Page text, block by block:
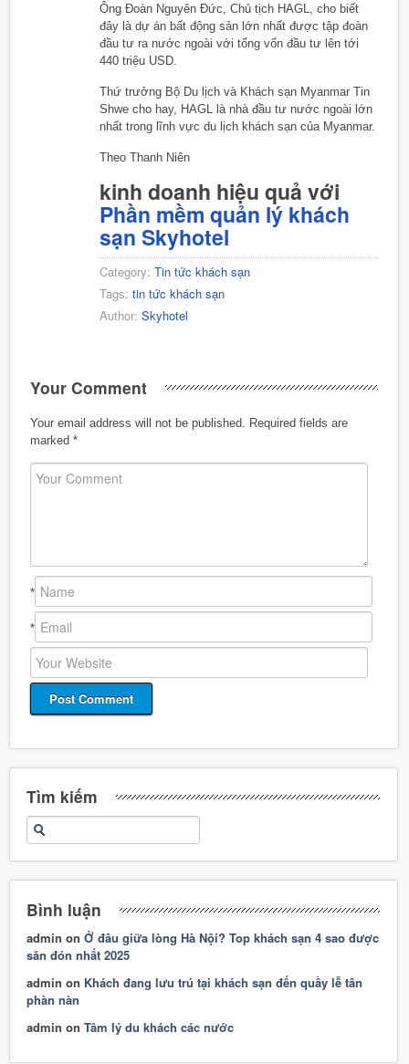
Ông Đoàn Nguyên Đức, Chủ tịch HAGL, cho biết
đây là dự án bất động sản lớn nhất được tập đoàn
đầu tư ra nước ngoài với tổng vốn đầu tư lên tới
440 triệu USD.
Thứ trưởng Bộ Du lịch và Khách sạn Myanmar Tin
Shwe cho hay, HAGL là nhà đầu tư nước ngoài lớn
nhất trong lĩnh vực du lịch khách sạn của Myanmar.
Theo Thanh Niên
kinh doanh hiệu quả với
Phần mềm quản lý khách
sạn Skyhotel
Category: Tin tức khách sạn
Tags: tin tức khách sạn
Author: Skyhotel
Your Comment
Your email address will not be published.
Required fields are
marked *
*
*
Tìm kiếm
Bình luận
admin onỞ đâu giữa lòng Hà Nội? Top khách sạn 4 sao được
săn đón nhất 2025
admin on Khách đang lưu trú tại khách sạn đến quầy lễ tân
phàn nàn
admin onTâm lý du khách các nước